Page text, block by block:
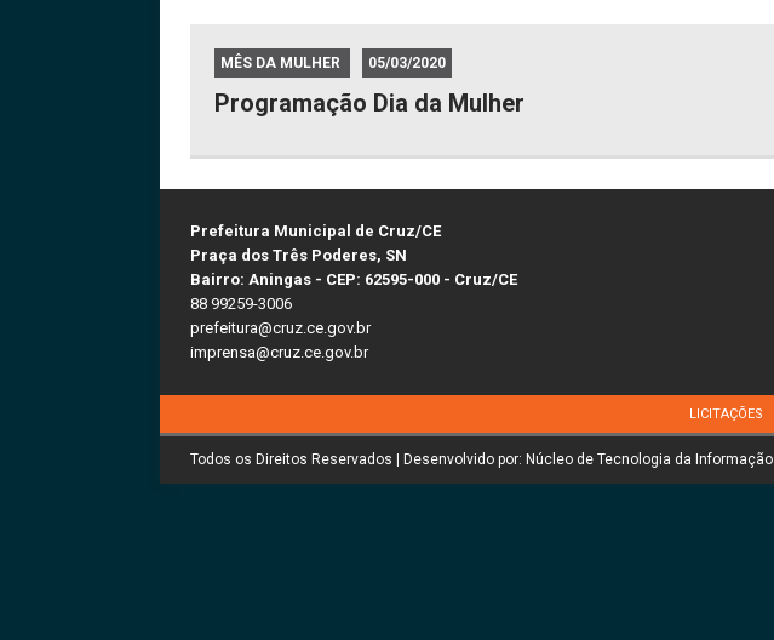
MÊS DA MULHER 05/03/2020
Programação Dia da Mulher
Prefeitura Municipal de Cruz/CE
Praça dos Três Poderes, SN
Bairro: Aningas - CEP: 62595-000 - Cruz/CE
88 99259-3006
prefeitura@cruz.ce.gov.br
imprensa@cruz.ce.gov.br
LICITAÇÕES
Todos os Direitos Reservados | Desenvolvido por: Núcleo de Tecnologia da Informação